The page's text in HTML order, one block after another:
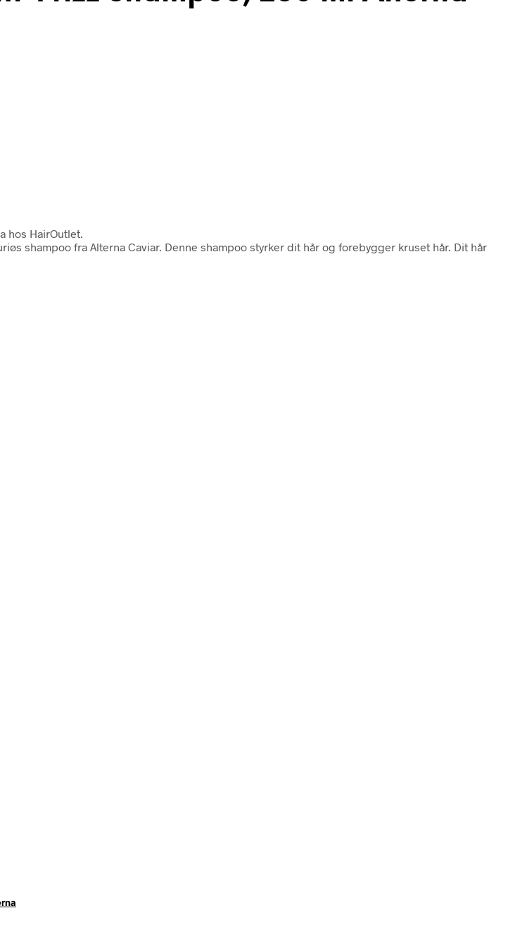
hos HairOutlet.
shampoo fra Alterna Caviar. Denne shampoo styrker dit hår og forebygger kruset hår. Dit hår